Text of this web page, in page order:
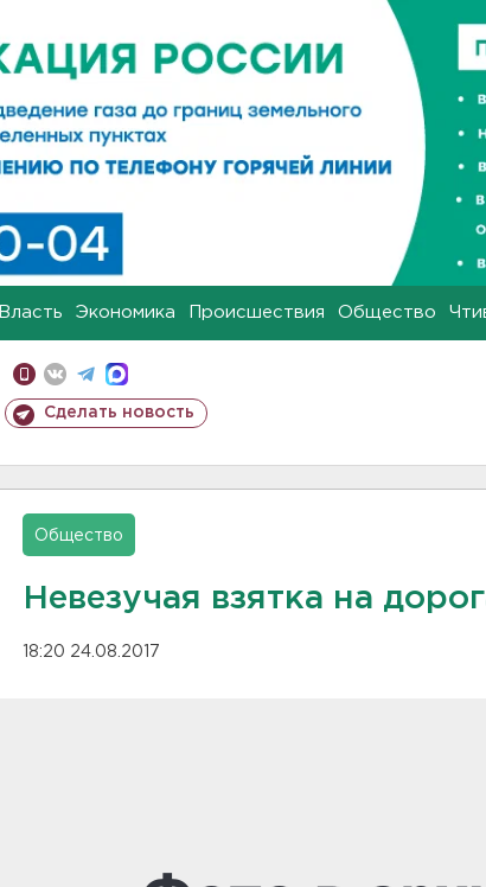
Власть Экономика Происшествия Общество
Сделать новость
Общество
Невезучая взятка на
18:20 24.08.2017